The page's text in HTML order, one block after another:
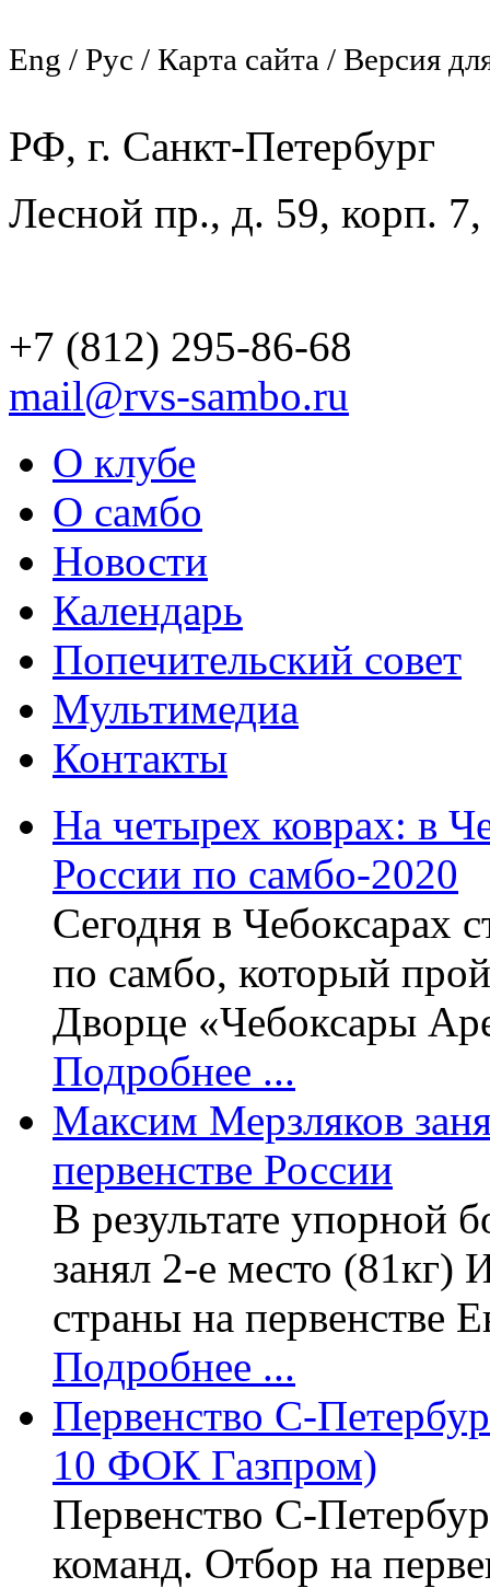
Eng / Рус / Карта сайта / Версия
РФ, г. Санкт-Петербург
Лесной пр., д. 59, корп.
+7 (812) 295-86-68
mail@rvs-sambo.ru
О клубе
О самбо
Новости
Календарь
Попечительский совет
Мультимедиа
Контакты
На четырех коврах: в
России по самбо-2020
Сегодня в Чебоксарах
по самбо, который
Дворце «Чебоксары
Подробнее ...
Максим Мерзляков
первенстве России
В результате упорной
занял 2-е место (81кг)
страны на
Подробнее ...
Первенство С-
10 ФОК Газпром)
Первенство С-
команд. Отбор на